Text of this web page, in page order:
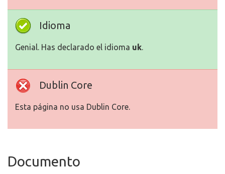
Idioma
Genial. Has declarado el idioma uk.
Dublin Core
Esta página no usa Dublin Core.
Documento